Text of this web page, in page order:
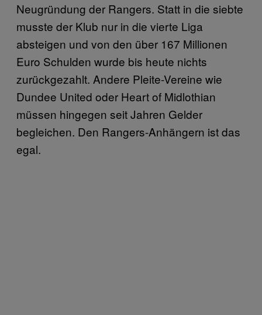
Neugründung der Rangers. Statt in die siebte
musste der Klub nur in die vierte Liga
absteigen und von den über 167 Millionen
Euro Schulden wurde bis heute nichts
zurückgezahlt. Andere Pleite-Vereine wie
Dundee United oder Heart of Midlothian
müssen hingegen seit Jahren Gelder
begleichen. Den Rangers-Anhängern ist das
egal.